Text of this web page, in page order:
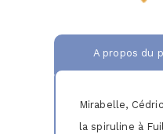
A propos du
Mirabelle,
la spiruline à